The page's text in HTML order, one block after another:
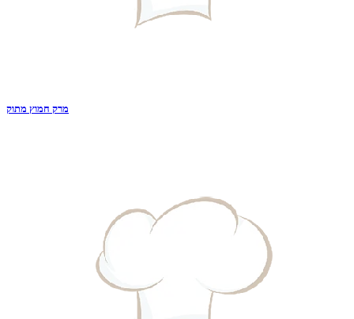
מרק חמוץ מתוק